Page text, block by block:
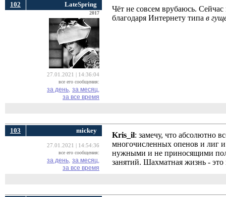
102 LateSpring
2017
27.01.2021 | 14:36:04
все его сообщения:
за день, за месяц,
за все время
Чёт не совсем врубаюсь.
благодаря Интернету типа в
103 mickey
27.01.2021 | 14:54:36
все его сообщения:
за день, за месяц,
за все время
Kris_il: замечу, что абсолютно
многочисленных опенов и лиг
нужными и не приносящими
занятий. Шахматная жизнь -